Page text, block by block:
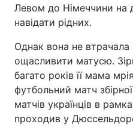
Левом до Німеччини на
навідати рідних.
Однак вона не
ощасливити матусю.
багато років її мама
футбольний матч
матчів українців в
проходив у